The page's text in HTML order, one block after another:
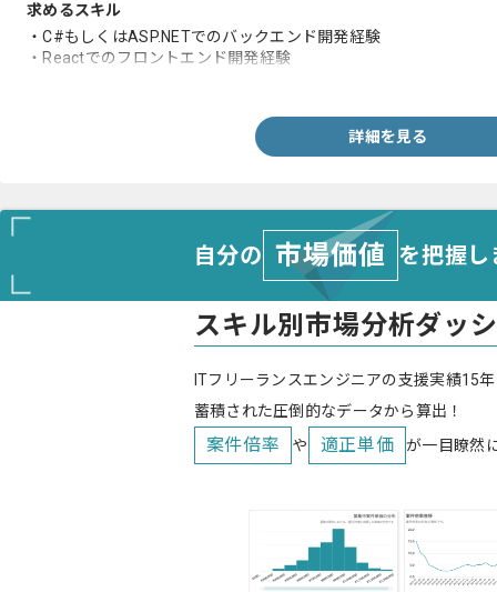
求めるスキル
・C#もしくはASP.NETでのバックエンド開発経験
・Reactでのフロントエンド開発経験
詳細を見る
自分の 市場価値 を把握
スキル別市場分析ダッ
ITフリーランスエンジニアの支援実績15
蓄積された圧倒的なデータから算出！
案件倍率 や 適正単価 が一目瞭然